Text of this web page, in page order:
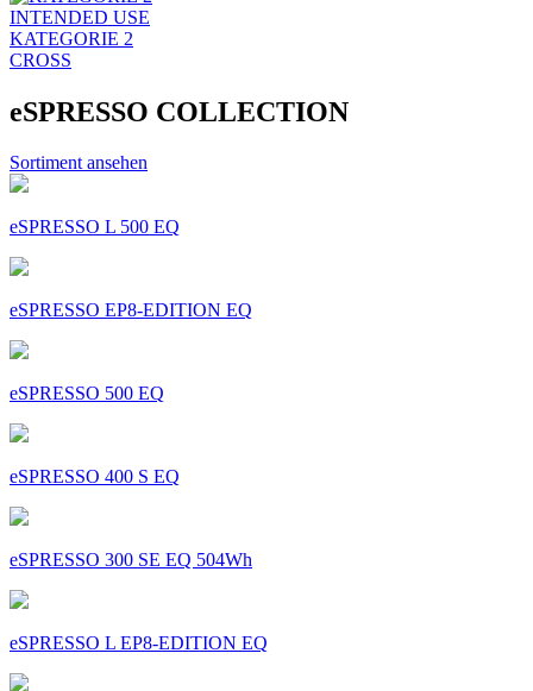
INTENDED USE
KATEGORIE 2
CROSS
eSPRESSO COLLECTION
Sortiment ansehen
eSPRESSO L 500 EQ
eSPRESSO EP8-EDITION EQ
eSPRESSO 500 EQ
eSPRESSO 400 S EQ
eSPRESSO 300 SE EQ 504Wh
eSPRESSO L EP8-EDITION EQ